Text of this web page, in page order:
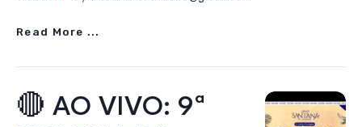
Read More ...
🔴 AO VIVO: 9ª